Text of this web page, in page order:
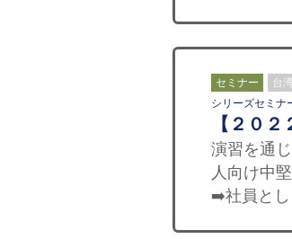
セミナー 台
シリーズセミナ
【２０
演習を通
人向け中
➡️社員と